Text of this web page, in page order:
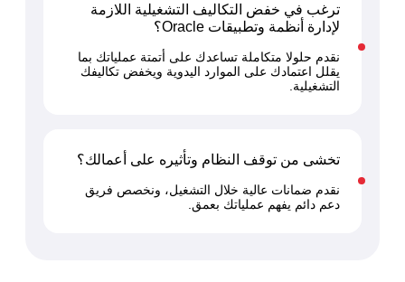
ترغب في خفض التكاليف التشغيلية اللازمة
لإدارة أنظمة وتطبيقات Oracle؟
نقدم حلولا متكاملة تساعدك على أتمتة عملياتك بما
يقلل اعتمادك على الموارد اليدوية ويخفض تكاليفك
التشغيلية.
تخشى من توقف النظام وتأثيره على أعمالك؟
نقدم ضمانات عالية خلال التشغيل، ونخصص فريق
دعم دائم يفهم عملياتك بعمق.